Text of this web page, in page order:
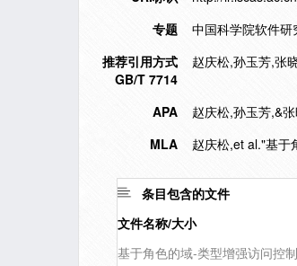
专题
中国科学院软件研
推荐引用方式
GB/T 7714
赵庆松,孙玉芳,张
APA 赵庆松,孙玉芳,&
MLA
赵庆松,et al."基于
条目包含的文件
文件名称/大小
基于角色的域-类型增强访问控